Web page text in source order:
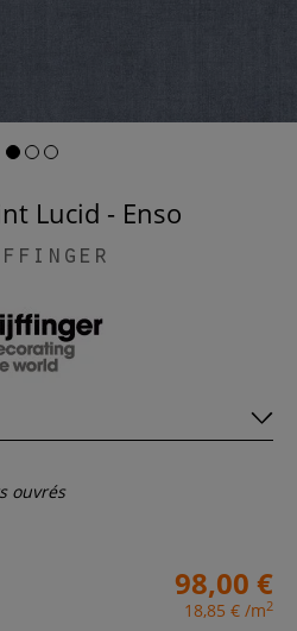
Lucid - Enso
ouvrés
98,00 €
18,85 € /m2